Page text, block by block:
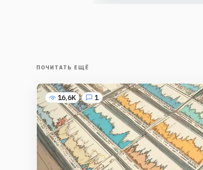
ПОЧИТАТЬ ЕЩЁ
16,6K 1